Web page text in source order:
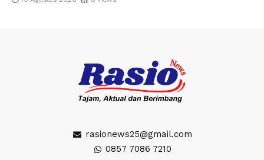
rasionews25@gmail.com
0857 7086 7210